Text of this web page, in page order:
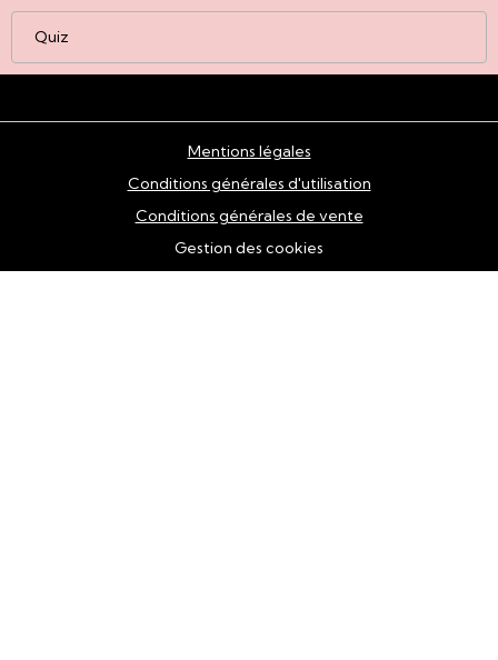
Quiz
Mentions légales
Conditions générales d'utilisation
Conditions générales de vente
Gestion des cookies